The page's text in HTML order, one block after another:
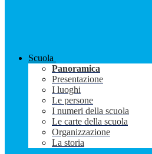
Scuola
Panoramica
Presentazione
I luoghi
Le persone
I numeri della scuola
Le carte della scuola
Organizzazione
La storia